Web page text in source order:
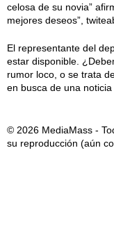
celosa de su novia”
mejores deseos”,
El representante del
estar disponible.
rumor loco, o se trata
en busca de una
© 2026 MediaMass -
su reproducción (aún